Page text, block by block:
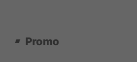
Promo